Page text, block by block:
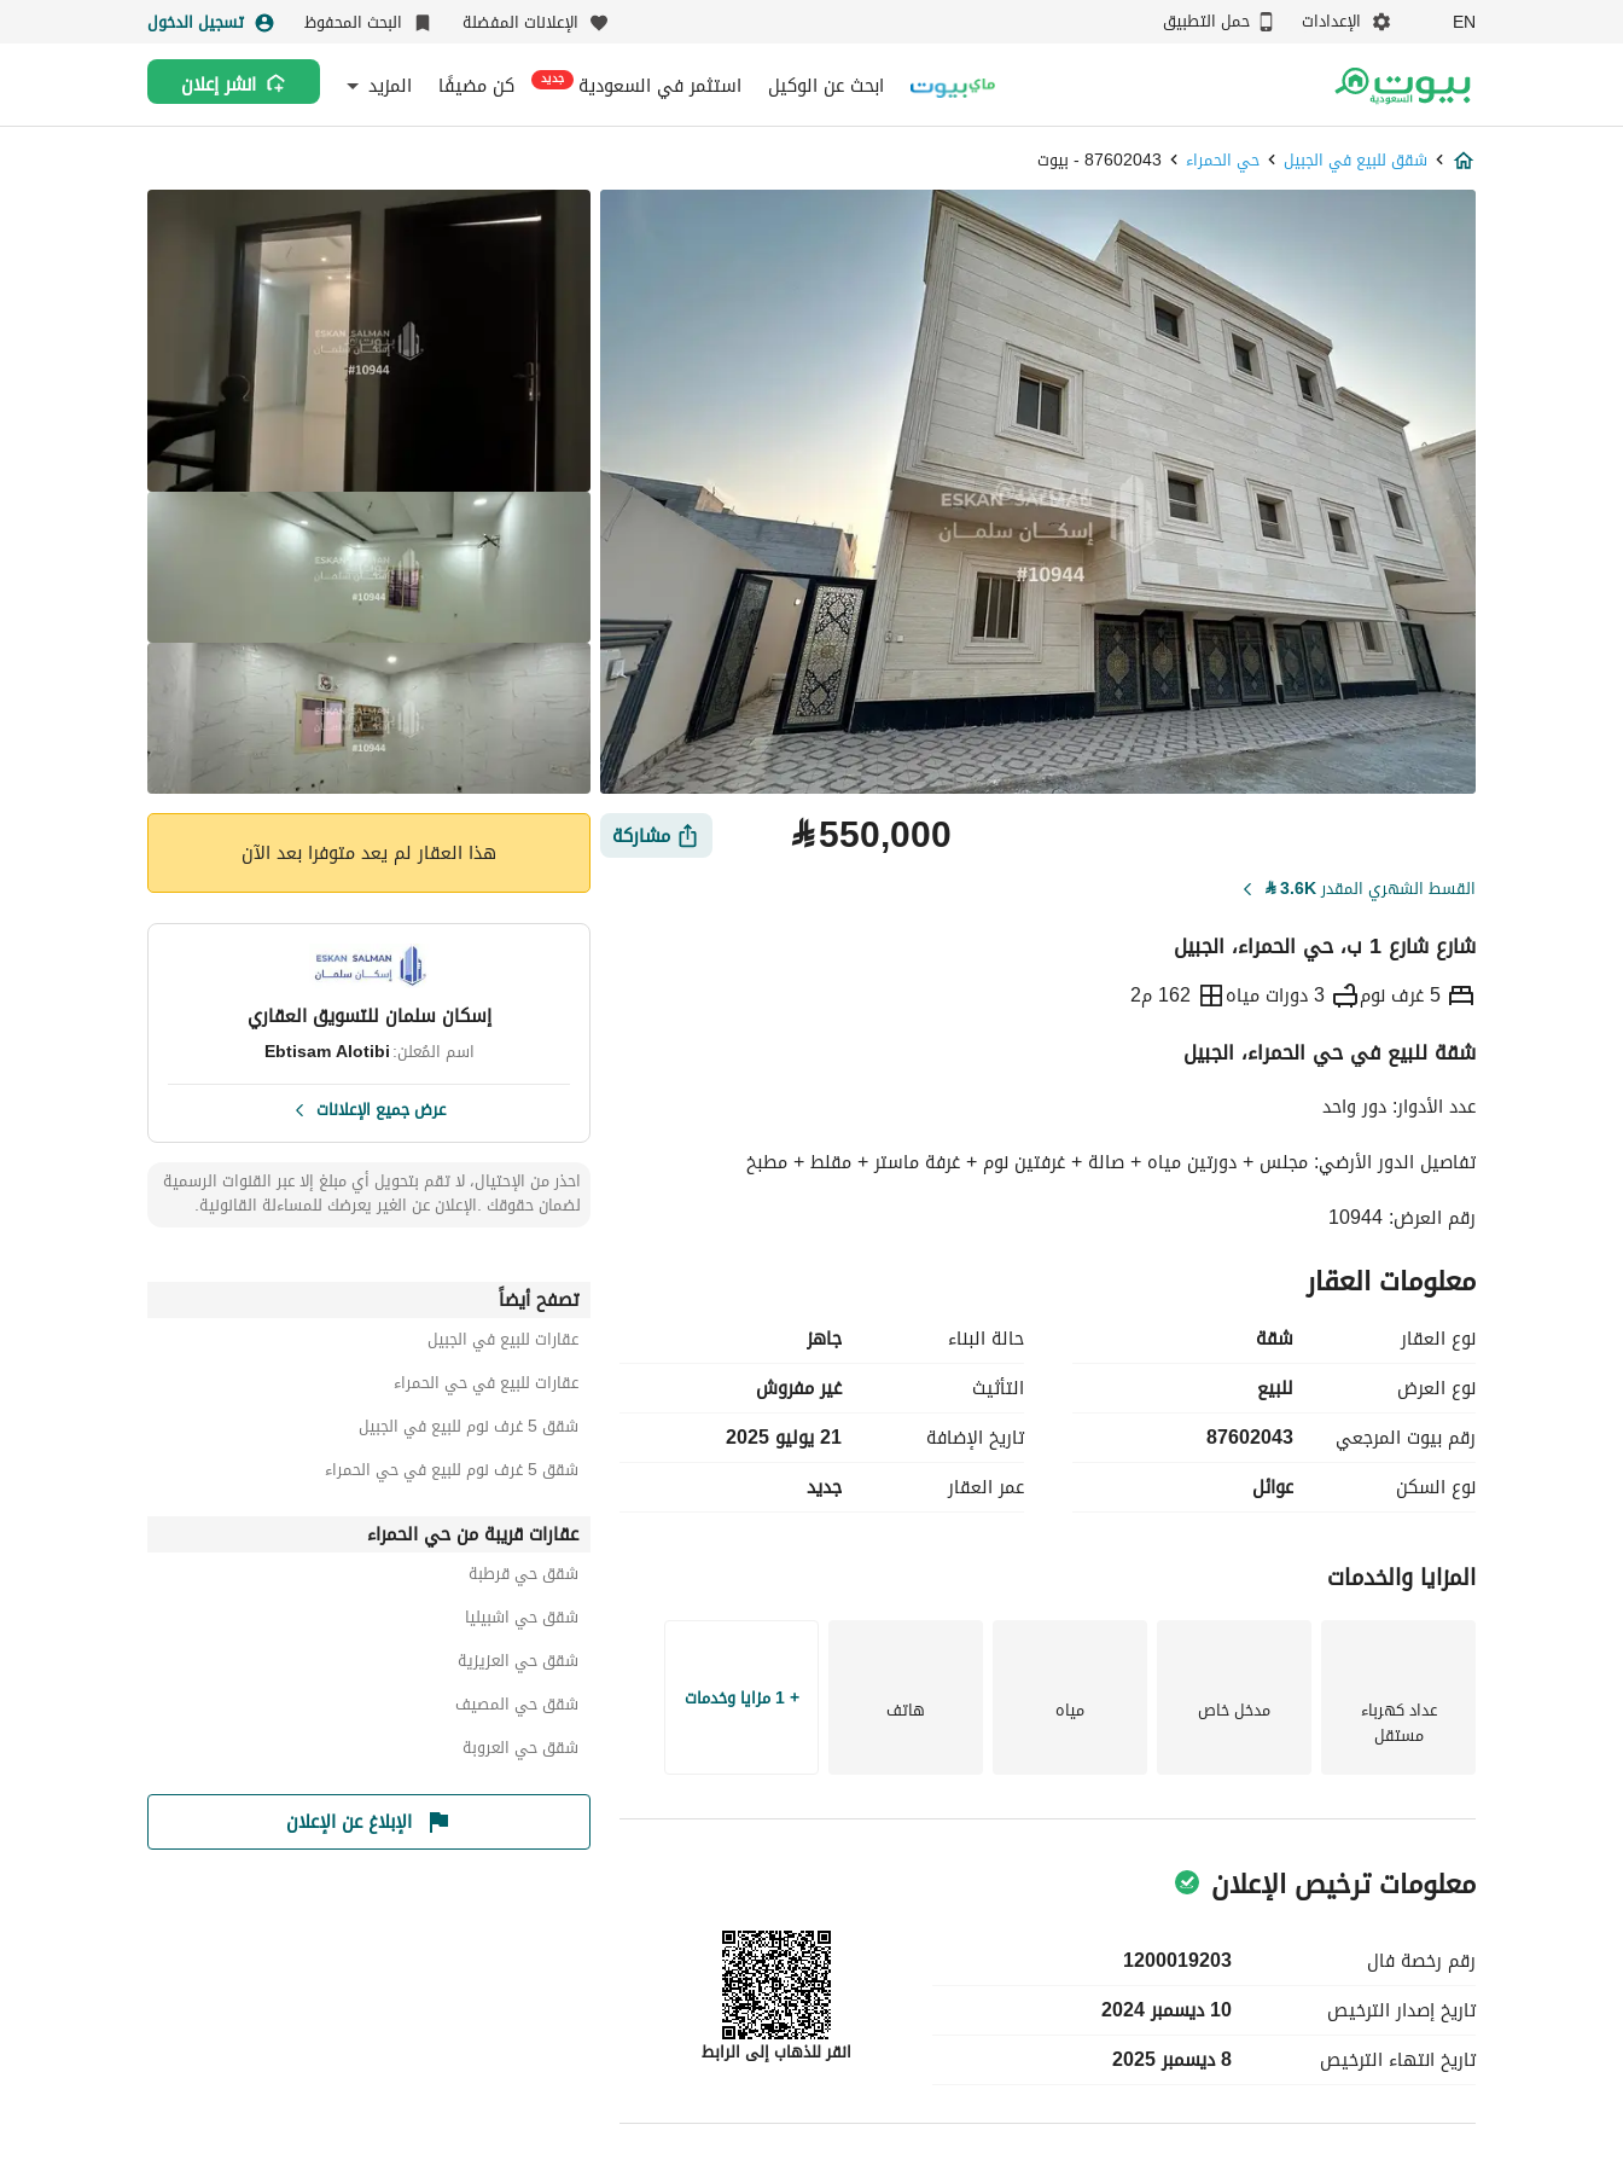
EN الإعدادات حمل التطبيق الإعلانات المفضلة البحث المحفوظ تسجيل الدخول
ابحث عن الوكيل استثمر في السعودية جديد كن مضيفًا المزيد انشر إعلان
شقق للبيع في الجبيل حي الحمراء 87602043 - بيوت
⃁550,000 مشاركة
القسط الشهري المقدر3.6K
⃁
شارع شارع 1 ب، حي الحمراء، الجبيل
5 غرف نوم 3 دورات مياه 162 م2
التفاصيل معلومات ترخيص الإعلان
شقة للبيع في حي الحمراء، الجبيل
عدد الأدوار: دور واحد
تفاصيل الدور الأرضي: مجلس + دورتين مياه + صالة + غرفتين نوم + غرفة ماستر + مقلط + مطبخ
رقم العرض: 10944
معلومات العقار
نوع العقار
شقة
نوع العرض
للبيع
رقم بيوت المرجعي
87602043
نوع السكن
عوائل
حالة البناء
جاهز
التأثيث
غير مفروش
تاريخ الإضافة
21 يوليو 2025
عمر العقار
جديد
المزايا والخدمات
عداد كهرباء
مستقل
مدخل خاص مياه هاتف + 1 مزايا وخدمات
معلومات ترخيص الإعلان
رقم رخصة فال
1200019203
تاريخ إصدار الترخيص
10 ديسمبر 2024
تاريخ انتهاء الترخيص 8 ديسمبر 2025 انقر للذهاب إلى الرابط
معلومات مسؤول الإعلان
هذا العقار لم يعد متوفرا بعد الآن
إسكان سلمان للتسويق العقاري
اسم المُعلن:Ebtisam Alotibi
عرض جميع الإعلانات
احذر من الإحتيال، لا تقم بتحويل أي مبلغ إلا عبر القنوات الرسمية
لضمان حقوقك .الإعلان عن الغير يعرضك للمساءلة القانونية.
تصفح أيضاً
عقارات للبيع في الجبيل
عقارات للبيع في حي الحمراء
شقق 5 غرف نوم للبيع في الجبيل
شقق 5 غرف نوم للبيع في حي الحمراء
عقارات قريبة من حي الحمراء
شقق حي قرطبة
شقق حي اشبيليا
شقق حي العزيزية
شقق حي المصيف
شقق حي العروبة
الإبلاغ عن الإعلان